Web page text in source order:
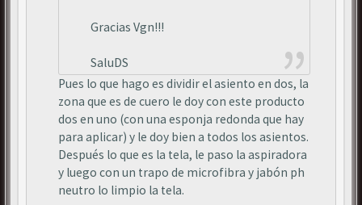
Gracias Vgn!!!
SaluDS
Pues lo que hago es dividir el asiento en dos, la
zona que es de cuero le doy con este producto
dos en uno (con una esponja redonda que hay
para aplicar) y le doy bien a todos los asientos.
Después lo que es la tela, le paso la aspiradora
y luego con un trapo de microfibra y jabón ph
neutro lo limpio la tela.